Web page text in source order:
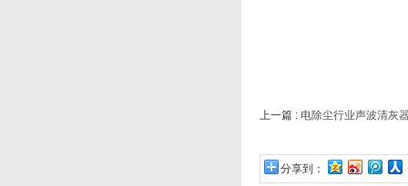
上一篇 : 电除尘行业声波清灰
分享到：